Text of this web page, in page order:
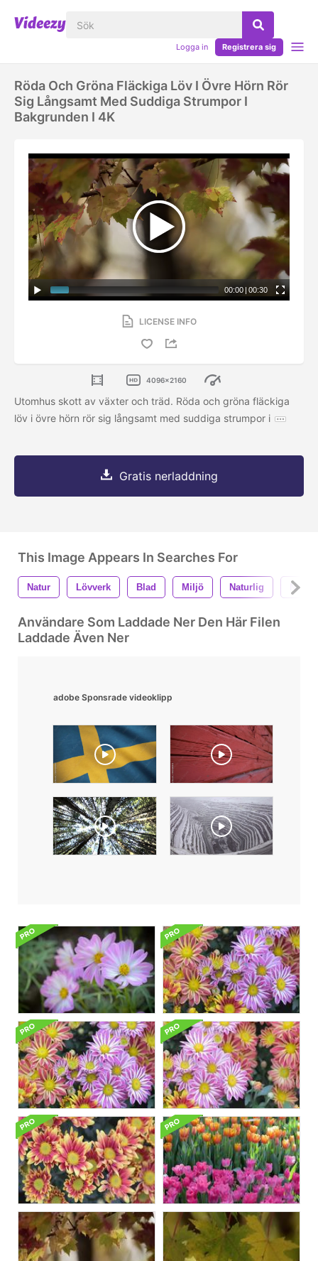
Logga in Registrera sig
Röda Och Gröna Fläckiga Löv I Övre Hörn Rör
Sig Långsamt Med Suddiga Strumpor I
Bakgrunden I 4K
00:00 | 00:30
LICENSE INFO
4096x2160
Utomhus skott av växter och träd. Röda och gröna fläckiga
löv i övre hörn rör sig långsamt med suddiga strumpor i
Gratis nerladdning
This Image Appears In Searches For
Natur Lövverk Blad Miljö Naturlig
Användare Som Laddade Ner Den Här Filen
Laddade Även Ner
adobe Sponsrade videoklipp